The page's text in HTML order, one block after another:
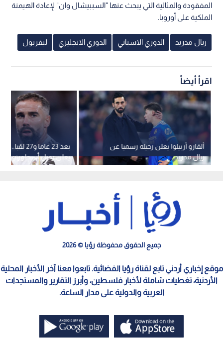
المفقودة والمثالية التي يبحث عنها "السببيشال وان" لإعادة الهيمنة
الملكية على أوروبا.
ريال مدريد الدوري الاسباني الدوري الانجليزي ليفربول
اقرأ أيضاً
بعد 23 عاما و27
يعلن رحيل أسطورته
نهاية الموسم
ألفارو أربيلوا يعلن رحيله رسميا عن
ريال مدريد
جميع الحقوق محفوظة رؤيا © 2026
موقع إخباري أردني تابع لقناة رؤيا الفضائية. تابعوا معنا آخر الأخبار المحلية
الأردنية، تغطيات شاملة لأخبار فلسطين، وأبرز التقارير والمستجدات
العربية والدولية على مدار الساعة.